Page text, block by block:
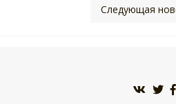
Следующая